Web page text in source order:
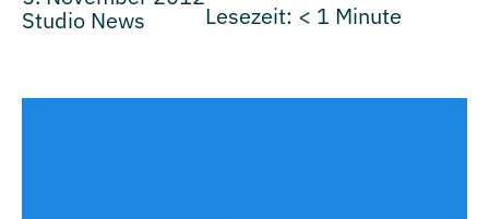
Studio News
Lesezeit: < 1 Minute